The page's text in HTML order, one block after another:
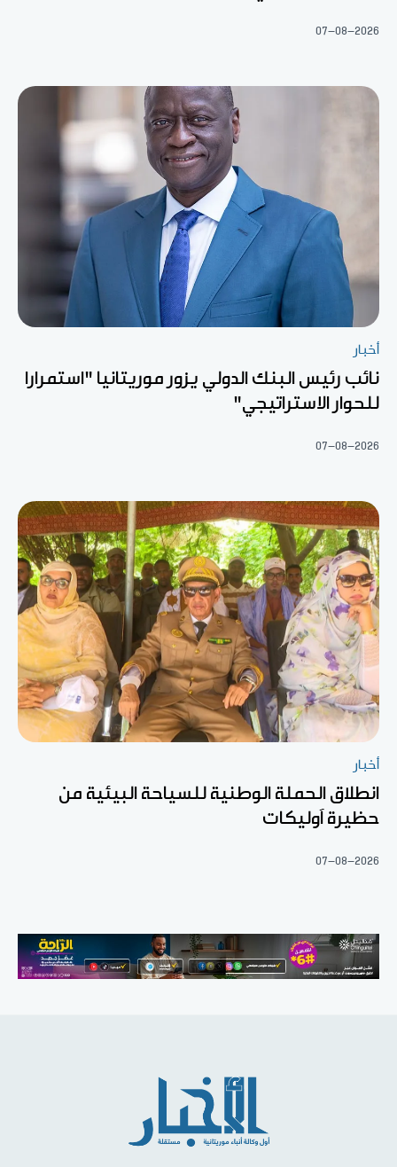
07-08-2026
أخبار
نائب رئيس البنك الدولي يزور موريتانيا "استمرارا
للحوار الاستراتيجي"
07-08-2026
أخبار
انطلاق الحملة الوطنية للسياحة البيئية من
حظيرة آوليكات
07-08-2026